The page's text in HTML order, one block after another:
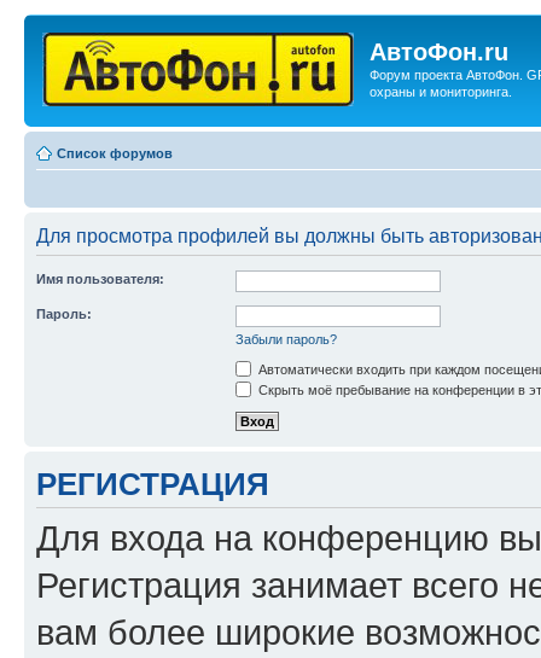
АвтоФон.ru
Форум проекта АвтоФон.
охраны и мониторинга.
Список форумов
Для просмотра профилей вы должны быть
Имя пользователя:
Пароль:
Забыли пароль?
Автоматически входить при каждом
Скрыть моё пребывание на конференции в
РЕГИСТРАЦИЯ
Для входа на конференцию
Регистрация занимает всего
вам более широкие